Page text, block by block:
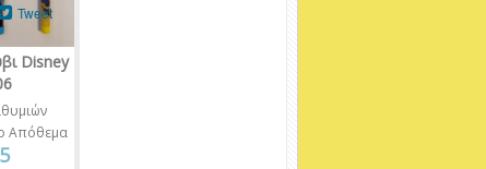
Disney
Tweet
Απόθεμα